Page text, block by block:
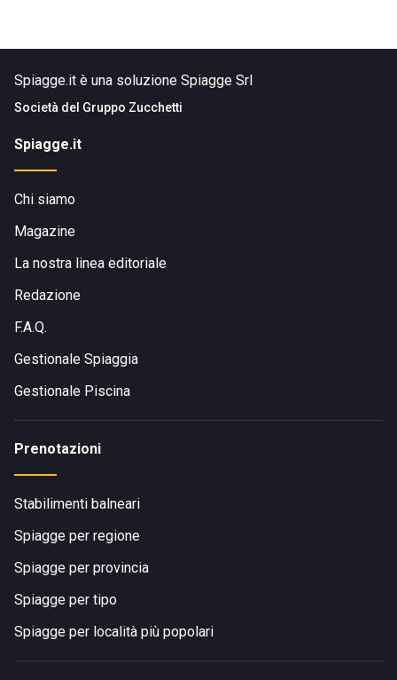
Spiagge.it è una soluzione Spiagge Srl
Società del Gruppo Zucchetti
Spiagge.it
Chi siamo
Magazine
La nostra linea editoriale
Redazione
F.A.Q.
Gestionale Spiaggia
Gestionale Piscina
Prenotazioni
Stabilimenti balneari
Spiagge per regione
Spiagge per provincia
Spiagge per tipo
Spiagge per località più popolari